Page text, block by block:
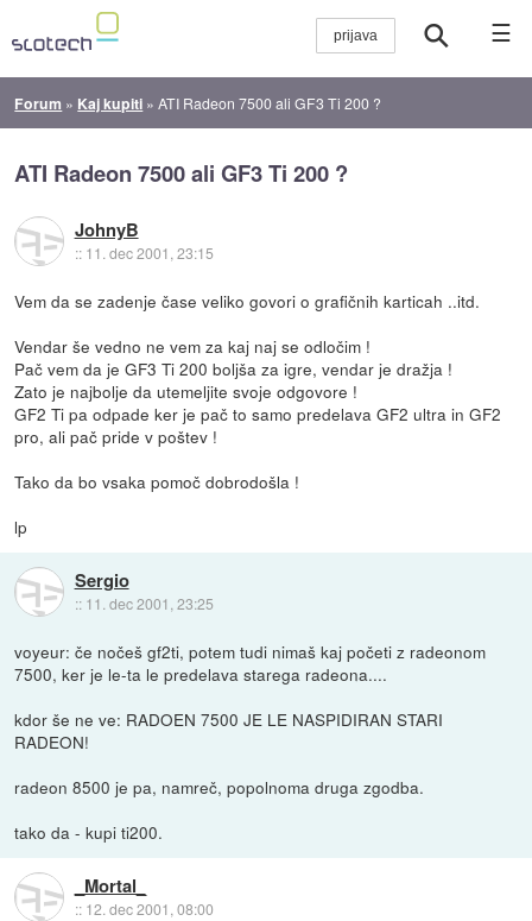
☰
Forum » Kaj kupiti »ATI Radeon 7500 ali GF3 Ti 200 ?
ATI Radeon 7500 ali GF3 Ti 200 ?
JohnyB
:: 11. dec 2001, 23:15
Vem da se zadenje čase veliko govori o grafičnih karticah ..itd.
Vendar še vedno ne vem za kaj naj se odločim !
Pač vem da je GF3 Ti 200 boljša za igre, vendar je dražja !
Zato je najbolje da utemeljite svoje odgovore !
GF2 Ti pa odpade ker je pač to samo predelava GF2 ultra in GF2
pro, ali pač pride v poštev !
Tako da bo vsaka pomoč dobrodošla !
lp
Sergio
:: 11. dec 2001, 23:25
voyeur: če nočeš gf2ti, potem tudi nimaš kaj početi z radeonom
7500, ker je le-ta le predelava starega radeona....
kdor še ne ve: RADOEN 7500 JE LE NASPIDIRAN STARI
RADEON!
radeon 8500 je pa, namreč, popolnoma druga zgodba.
tako da - kupi ti200.
_Mortal_
:: 12. dec 2001, 08:00